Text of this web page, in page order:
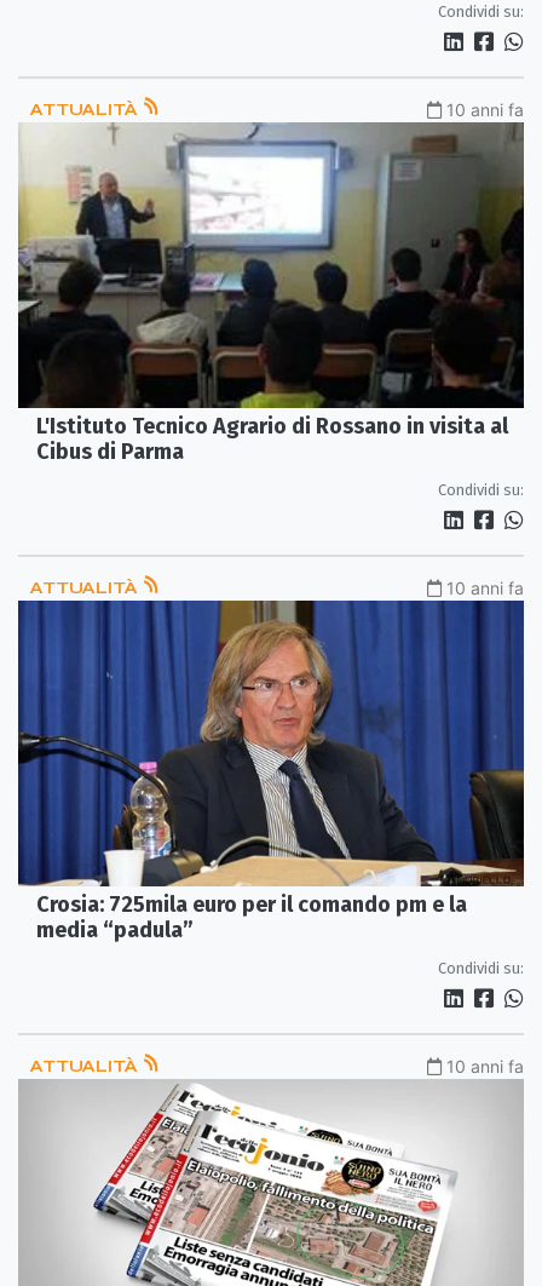
Condividi su:
ATTUALITÀ 10 anni fa
L'Istituto Tecnico Agrario di Rossano in visita al
Cibus di Parma
Condividi su:
ATTUALITÀ 10 anni fa
Crosia: 725mila euro per il comando pm e la
media “padula”
Condividi su:
ATTUALITÀ 10 anni fa